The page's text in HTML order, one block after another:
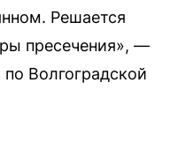
Решается
пресечения», —
Волгоградской